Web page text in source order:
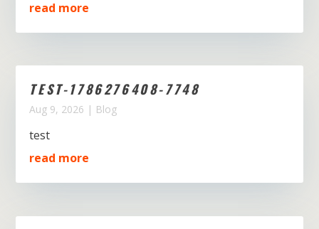
read more
TEST-1786276408-7748
Aug 9, 2026 | Blog
test
read more